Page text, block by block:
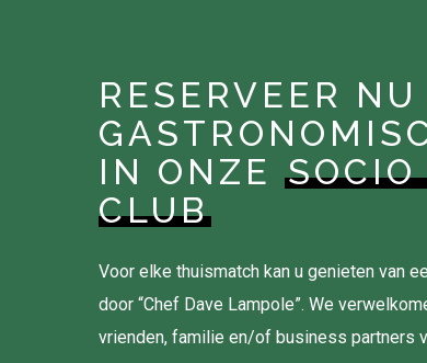
RESERVEER
IN ONZE
CLUB
Voor elke thuismatch kan u genieten van
door “Chef Dave Lampole”. We
vrienden, familie en/of business partners